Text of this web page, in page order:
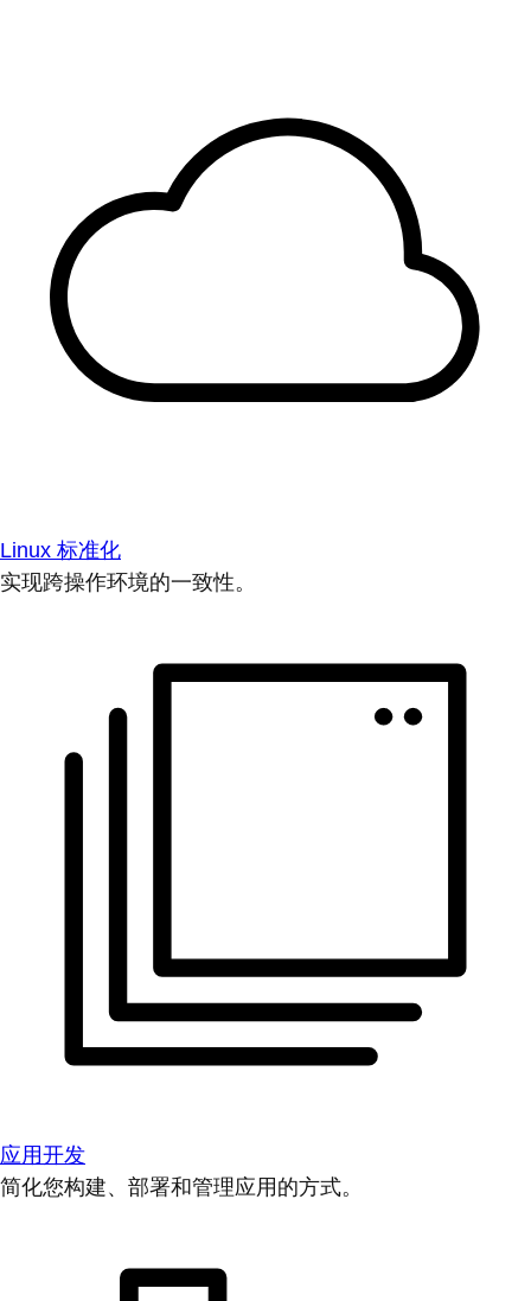
Linux 标准化
实现跨操作环境的一致性。
应用开发
简化您构建、部署和管理应用的方式。